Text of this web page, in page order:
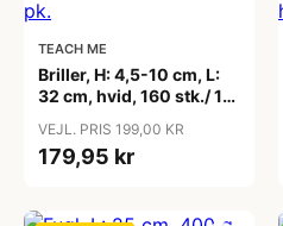
TEACH ME
Briller, H: 4,5-10 cm, L:
32 cm, hvid, 160 stk./ 1
VEJL. PRIS 199,00 KR
179,95 kr